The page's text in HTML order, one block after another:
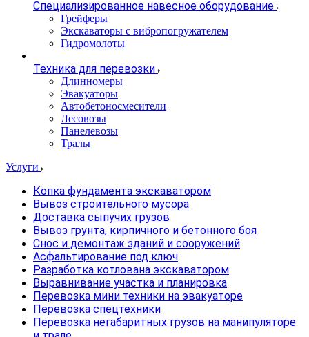
Специализированное навесное оборудование
Грейферы
Экскаваторы с вибропогружателем
Гидромолоты
Техника для перевозки
Длинномеры
Эвакуаторы
Автобетоносмесители
Лесовозы
Панелевозы
Тралы
Услуги
Копка фундамента экскаватором
Вывоз строительного мусора
Доставка сыпучих грузов
Вывоз грунта, кирпичного и бетонного боя
Снос и демонтаж зданий и сооружений
Асфальтирование под ключ
Разработка котлована экскаватором
Выравнивание участка и планировка
Перевозка мини техники на эвакуаторе
Перевозка спецтехники
Перевозка негабаритных грузов на манипуляторе